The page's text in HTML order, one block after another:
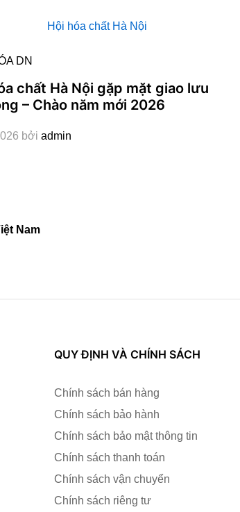
DN
chất Hà Nội gặp mặt giao lưu
– Chào năm mới 2026
bởi admin
Nam
QUY ĐỊNH VÀ CHÍNH SÁCH
Chính sách bán hàng
Chính sách bảo hành
Chính sách bảo mật thông tin
Chính sách thanh toán
Chính sách vận chuyển
Chính sách riêng tư